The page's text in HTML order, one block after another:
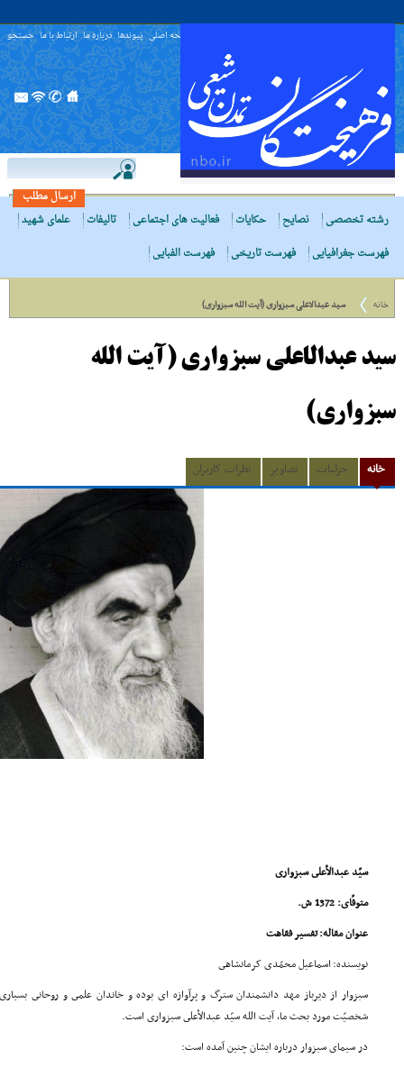
صفحه اصلی پیوندها درباره ما ارتباط با ما جستجو
ارسال مطلب
رشته تخصصی
نصایح حکایات فعالیت های اجتماعی تالیفات
علمای شهید
فهرست جغرافیایی
فهرست تاریخی فهرست الفبایی
خانه سید عبدالاعلی سبزواری (آیت الله سبزواری)
سید عبدالاعلی سبزواری (آیت الله
سبزواری)
خانه جزئیات تصاویر نظرات کاربران
سیّد عبدالأعلى سبزوارى
متوفّاى: 1372 ش.
عنوان مقاله: تفسیر فقاهت
نویسنده: اسماعیل محمّدى کرمانشاهى
سبزوار از دیرباز مهد دانشمندان سترگ و پرآوازه اى بوده و خاندان علمى و روحانى
شخصیّت مورد بحث ما، آیت الله سیّد عبدالأعلى سبزوارى است.
در سیماى سبزوار درباره ایشان چنین آمده است: